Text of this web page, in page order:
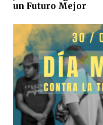
un Futuro Mejor